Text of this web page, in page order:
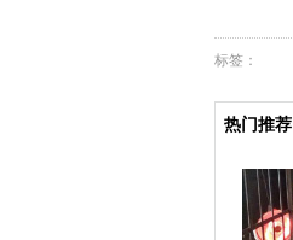
标签：
热门推荐